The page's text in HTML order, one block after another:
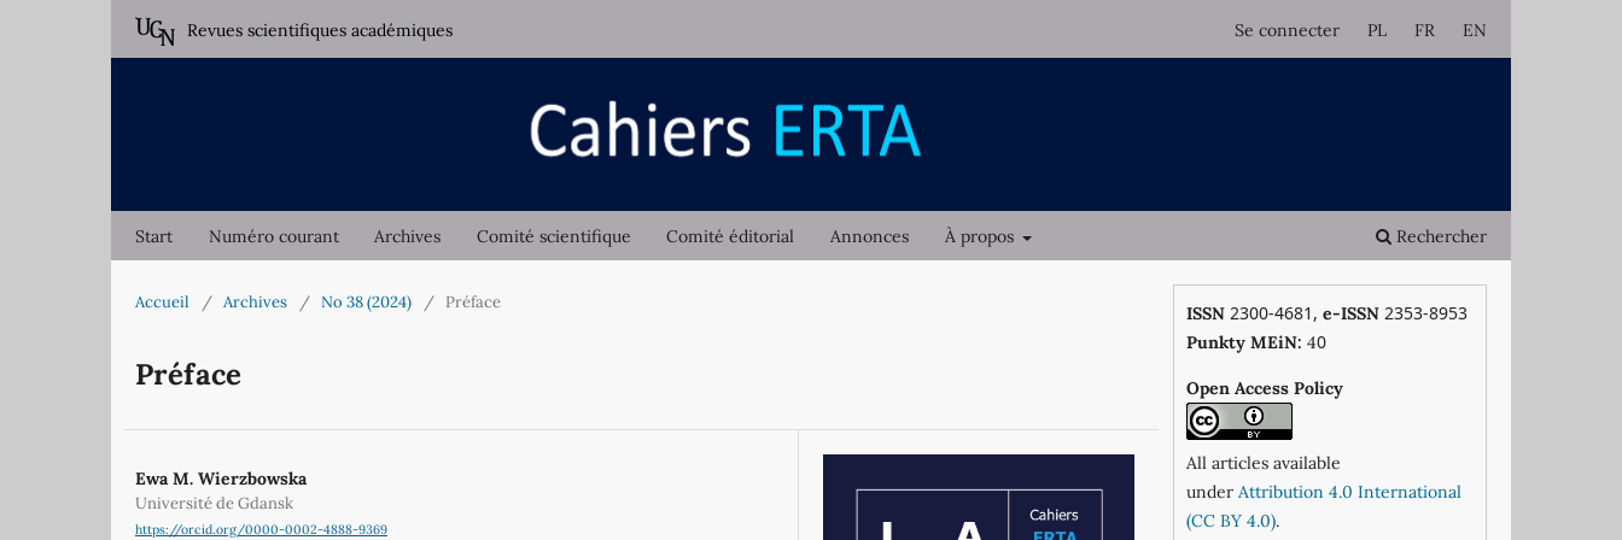
Start Numéro courant Archives Comité scientifique Comité éditorial Annonces À propos Rechercher
Se connecter PL FR EN
Revues scientifiques académiques
Accueil / Archives / No 38 (2024) / Préface
Préface
Ewa M. Wierzbowska
Université de Gdansk
https://orcid.org/0000-0002-4888-9369
ISSN 2300-4681, e-ISSN 2353-8953
Punkty MEiN: 40
Open Access Policy
All articles available
under Attribution 4.0 International
(CC BY 4.0).